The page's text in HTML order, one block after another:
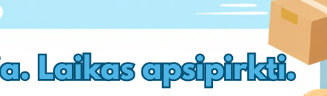
Pristatymo būdai
eiti į pagrindinį puslapį